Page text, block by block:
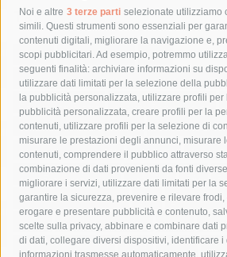
Noi e altre 3 terze parti selezionate utilizziamo
simili. Questi strumenti sono essenziali per
contenuti digitali, migliorare la navigazione e,
scopi pubblicitari. Ad esempio, potremmo
seguenti finalità: archiviare informazioni su
utilizzare dati limitati per la selezione della
la pubblicità personalizzata, utilizzare profili per
pubblicità personalizzata, creare profili per la
contenuti, utilizzare profili per la selezione di
misurare le prestazioni degli annunci, misurare
contenuti, comprendere il pubblico attraverso
combinazione di dati provenienti da fonti
migliorare i servizi, utilizzare dati limitati per la
garantire la sicurezza, prevenire e rilevare frodi,
erogare e presentare pubblicità e contenuto,
scelte sulla privacy, abbinare e combinare dati
di dati, collegare diversi dispositivi, identificare
informazioni trasmesse automaticamente,
Tag
acqua allerta meteo
anas
area marina protetta di punta campanella
Asl Napoli 3 sud
capitaneria di porto
castellammare di stabia
comune di sorrento
concerto
contagi
costiera amalfitana
covid-19 eav
fondazione sorrento
gori guardia
lavori
lorenzo balducelli mare
massimo coppola
Meta napoli